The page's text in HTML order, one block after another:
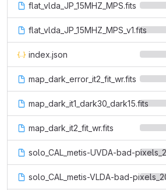
flat_vlda_JP_15MHZ_MPS.fits
flat_vlda_JP_15MHZ_MPS_v1.fits
index.json
map_dark_error_it2_fit_wr.fits
map_dark_it1_dark30_dark15.fits
map_dark_it2_fit_wr.fits
solo_CAL_metis-UVDA-bad-
solo_CAL_metis-VLDA-bad-